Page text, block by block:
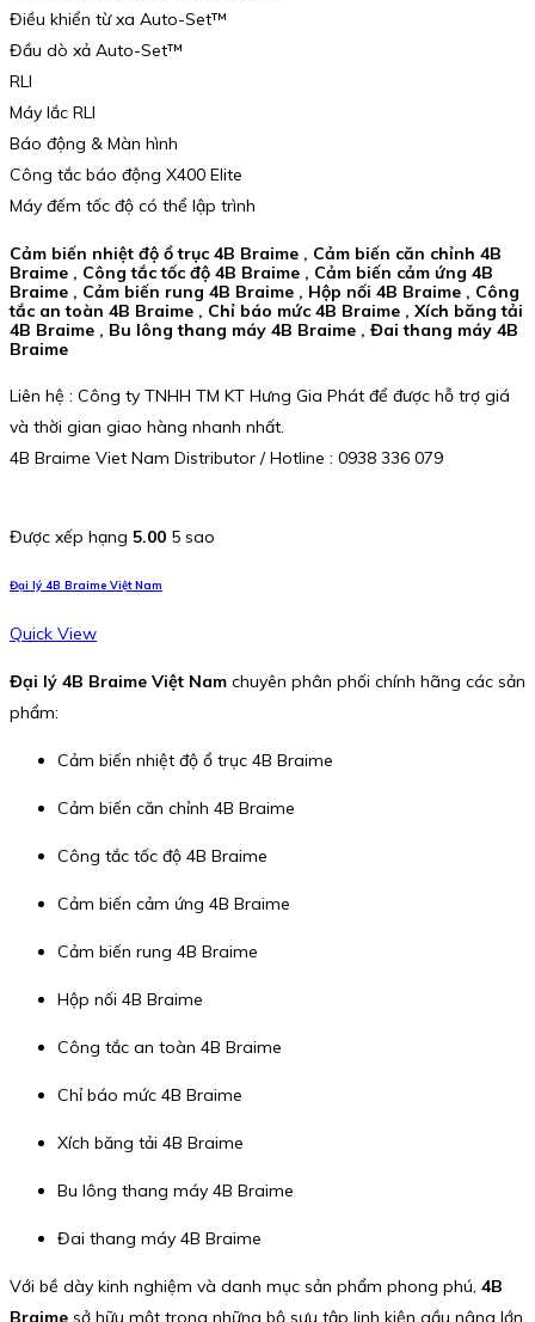
Điều khiển từ xa Auto-Set™
Đầu dò xả Auto-Set™
RLI
Máy lắc RLI
Báo động & Màn hình
Công tắc báo động X400 Elite
Máy đếm tốc độ có thể lập trình
Cảm biến nhiệt độ ổ trục 4B Braime , Cảm biến căn chỉnh 4B
Braime , Công tắc tốc độ 4B Braime , Cảm biến cảm ứng 4B
Braime , Cảm biến rung 4B Braime , Hộp nối 4B Braime , Công
tắc an toàn 4B Braime , Chỉ báo mức 4B Braime , Xích băng tải
4B Braime , Bu lông thang máy 4B Braime , Đai thang máy 4B
Braime
Liên hệ : Công ty TNHH TM KT Hưng Gia Phát để được hỗ trợ giá
và thời gian giao hàng nhanh nhất.
4B Braime Viet Nam Distributor / Hotline : 0938 336 079
Được xếp hạng 5.00 5 sao
Đại lý 4B Braime Việt Nam
Quick View
Đại lý 4B Braime Việt Nam chuyên phân phối chính hãng các sản
phẩm:
Cảm biến nhiệt độ ổ trục 4B Braime
Cảm biến căn chỉnh 4B Braime
Công tắc tốc độ 4B Braime
Cảm biến cảm ứng 4B Braime
Cảm biến rung 4B Braime
Hộp nối 4B Braime
Công tắc an toàn 4B Braime
Chỉ báo mức 4B Braime
Xích băng tải 4B Braime
Bu lông thang máy 4B Braime
Đai thang máy 4B Braime
Với bề dày kinh nghiệm và danh mục sản phẩm phong phú, 4B
Braime sở hữu một trong những bộ sưu tập linh kiện gầu nâng lớn